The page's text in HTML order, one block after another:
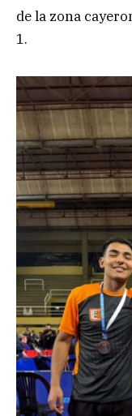
de la zona
1.